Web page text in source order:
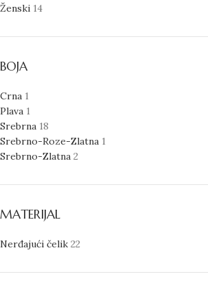
Ženski 14
BOJA
Crna 1
Plava 1
Srebrna 18
Srebrno-Roze-Zlatna 1
Srebrno-Zlatna 2
MATERIJAL
Nerđajući čelik 22